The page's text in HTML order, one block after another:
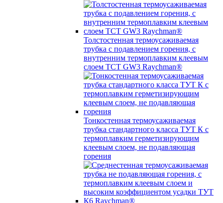
Толстостенная термоусаживаемая
трубка c подавлением горения, с
внутренним термоплавким клеевым
слоем TCT GW3 Raychman®
Тонкостенная термоусаживаемая
трубка стандартного класса ТУТ К с
термоплавким герметизирующим
клеевым слоем, не подавляющая
горения